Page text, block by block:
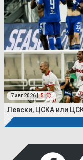
7 авг 2026 | 5
Левски, ЦСКА или